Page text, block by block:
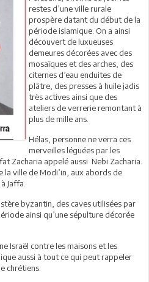
restes d’une ville rurale
prospère datant du début de la
période islamique. On a ainsi
découvert de luxueuses
demeures décorées avec des
mosaïques et des arches, des
citernes d’eau enduites de
plâtre, des presses à huile jadis
très actives ainsi que des
ateliers de verrerie remontant à
plus de mille ans.
Hélas, personne ne verra ces
merveilles léguées par les
Zacharia appelé aussi Nebi Zacharia.
la ville de Modi’in, aux abords de
Jaffa.
byzantin, des caves utilisées par
ainsi qu’une sépulture décorée
Israël contre les maisons et les
aussi à tout ce qui peut rappeler
chrétiens.